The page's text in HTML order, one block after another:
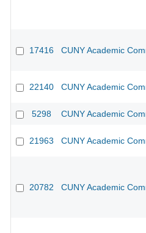
17416 CUNY Academic
22140 CUNY Academic
5298 CUNY Academic
21963 CUNY Academic
20782 CUNY Academic